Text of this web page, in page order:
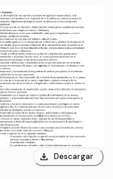
download Descargar